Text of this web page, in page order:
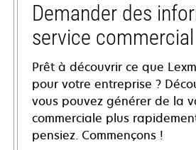
Demander des
service commercial
Prêt à découvrir ce que
pour votre entreprise ?
vous pouvez générer de la
commerciale plus
pensiez. Commençons !